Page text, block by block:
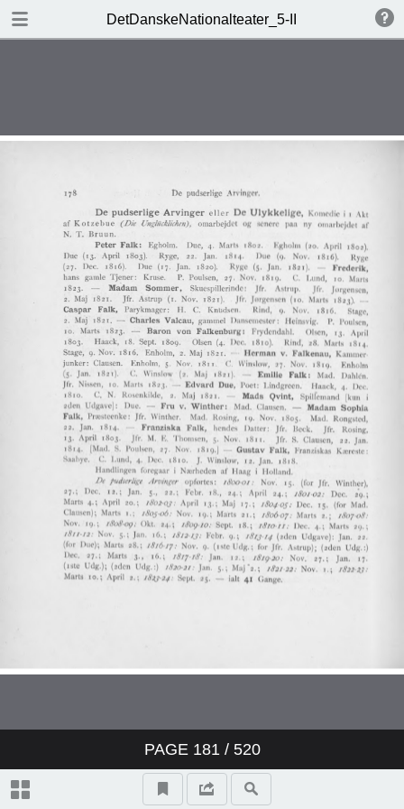
DetDanskeNationalteater_5-II
PAGE 181/ 520
DOWNLOAD